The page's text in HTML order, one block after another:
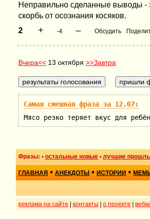
Неправильно сделанные выводы -
скорбь от осознания косяков.
2
+ -4 – Обсудить
Вчера<< 13 октября >>Завтра
Самая смешная фраза за 12.07:
Мясо резко теряет вкус для
Фразы: • остальные новые • лучшие
ГЛАВНАЯ • АНЕКДОТЫ • ИСТОРИИ •
реклама на сайте контакты о проекте